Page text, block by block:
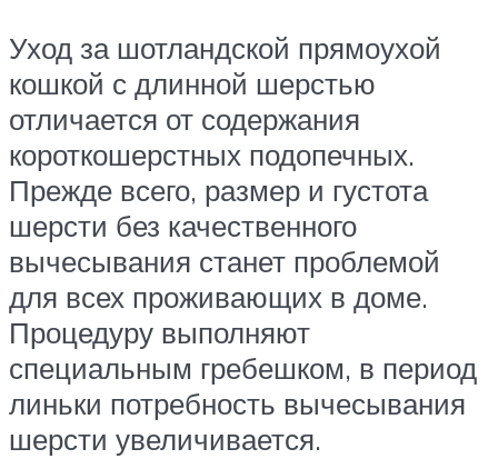
Уход за шотландской прямоухой
кошкой с длинной шерстью
отличается от содержания
короткошерстных подопечных.
Прежде всего, размер и густота
шерсти без качественного
вычесывания станет проблемой
для всех проживающих в доме.
Процедуру выполняют
специальным гребешком, в период
линьки потребность вычесывания
шерсти увеличивается.